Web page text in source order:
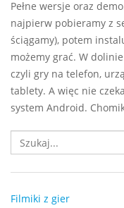
Pełne wersje oraz
najpierw pobieramy z
ściągamy), potem
możemy grać. W
czyli gry na telefon,
tablety. A więc nie
system Android.
Filmiki z gier